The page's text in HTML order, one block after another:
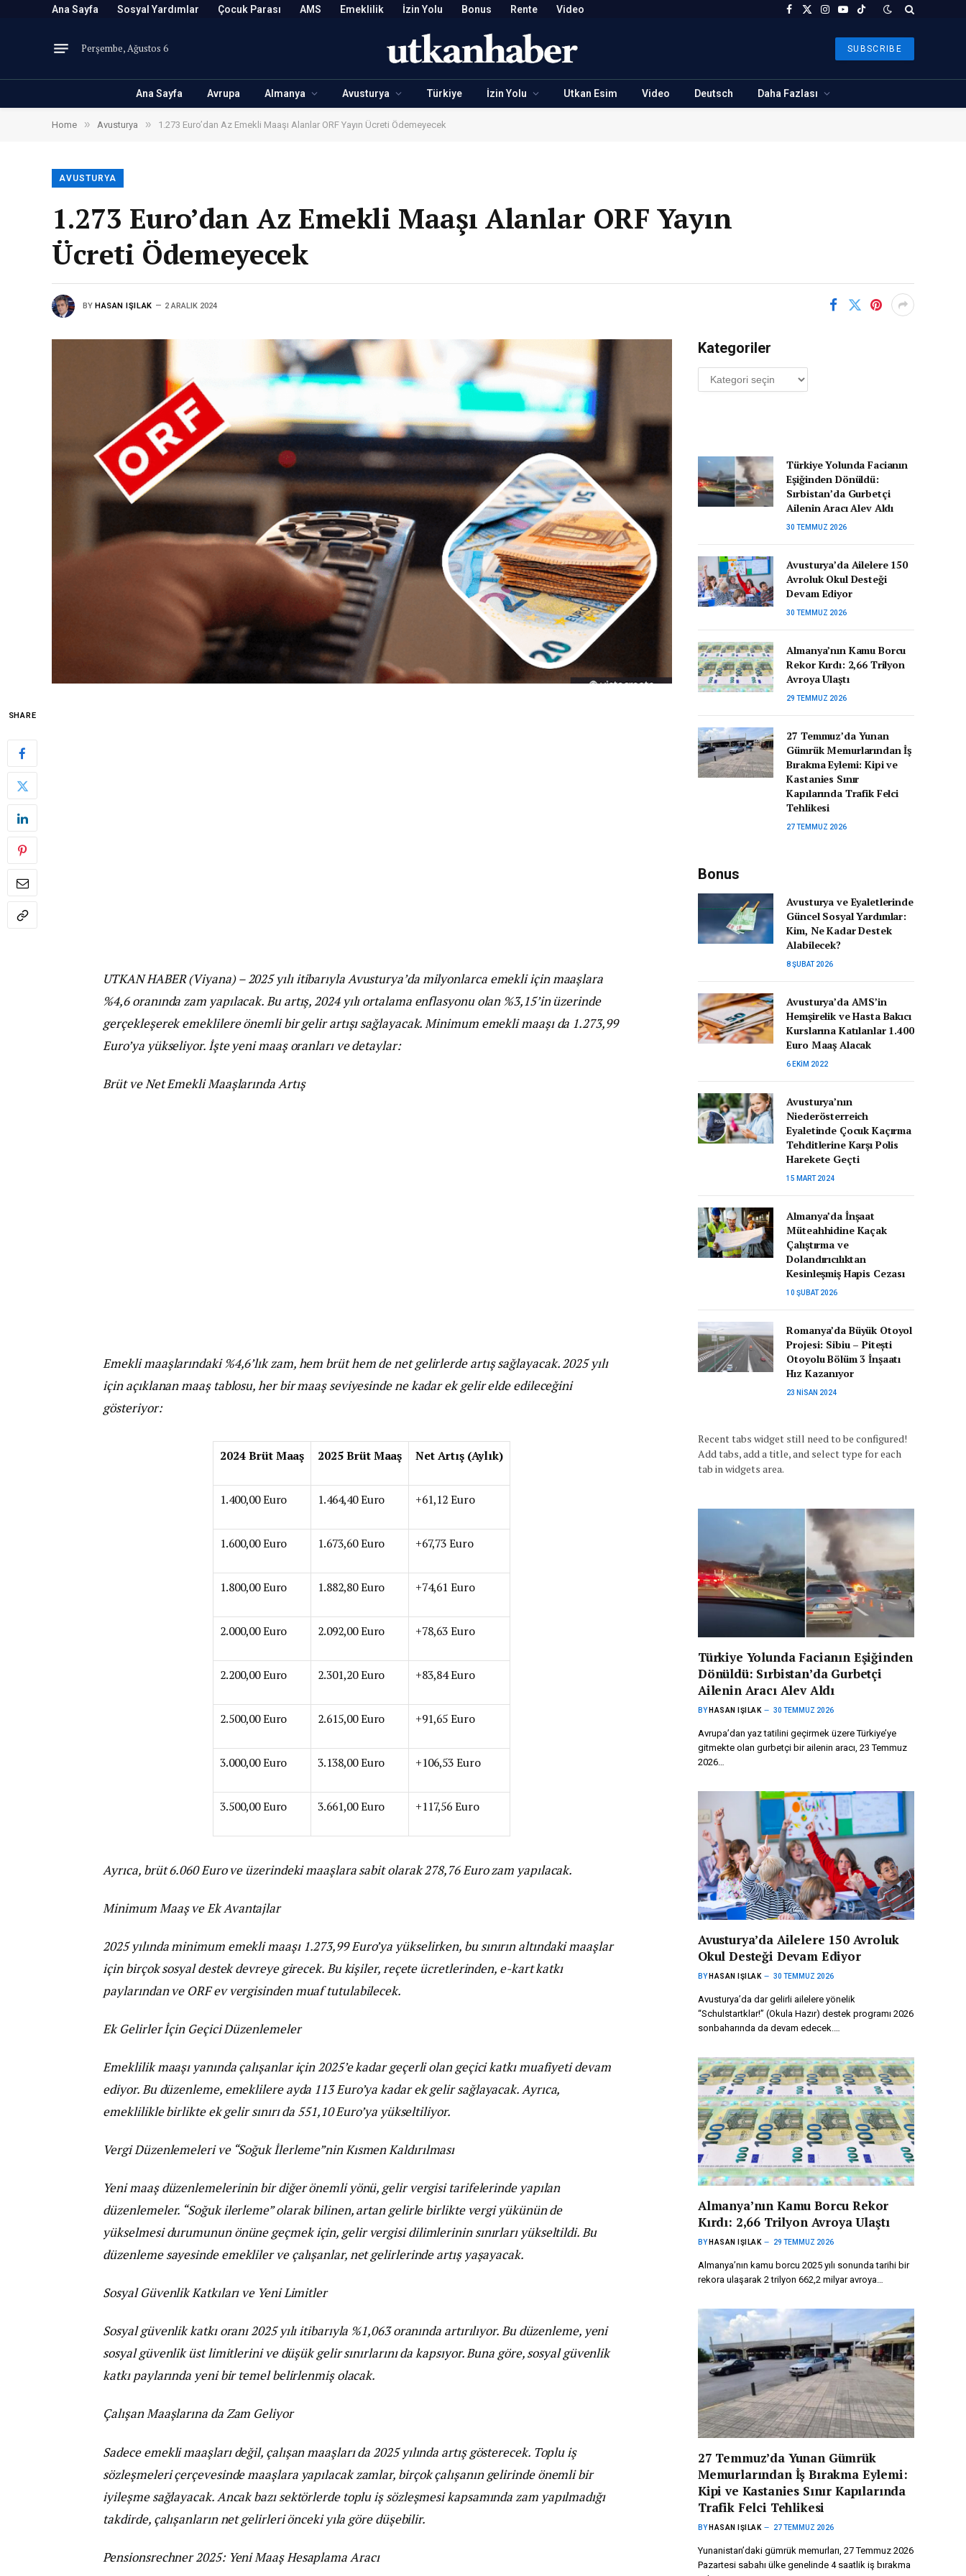
Ana Sayfa Sosyal Yardımlar Çocuk Parası AMS Emeklilik İzin Yolu Bonus Rente Video Facebook
X
Instagram
YouTubeTikTok
Perşembe, Ağustos 6 SUBSCRIBE
Ana Sayfa Avrupa Almanya Avusturya Türkiye İzin Yolu Utkan Esim Video Deutsch Daha Fazlası
Home » Avusturya » 1.273 Euro’dan Az Emekli Maaşı Alanlar ORF Yayın Ücreti Ödemeyecek
AVUSTURYA
1.273 Euro’dan Az Emekli Maaşı Alanlar ORF Yayın
Ücreti Ödemeyecek
BY HASAN IŞILAK 2 ARALIK 2024
SHARE
UTKAN HABER (Viyana) – 2025 yılı itibarıyla Avusturya’da milyonlarca emekli için maaşlara
%4,6 oranında zam yapılacak. Bu artış, 2024 yılı ortalama enflasyonu olan %3,15’in üzerinde
gerçekleşerek emeklilere önemli bir gelir artışı sağlayacak. Minimum emekli maaşı da 1.273,99
Euro’ya yükseliyor. İşte yeni maaş oranları ve detaylar:
Brüt ve Net Emekli Maaşlarında Artış
Emekli maaşlarındaki %4,6’lık zam, hem brüt hem de net gelirlerde artış sağlayacak. 2025 yılı
için açıklanan maaş tablosu, her bir maaş seviyesinde ne kadar ek gelir elde edileceğini
gösteriyor:
2024 Brüt Maaş 2025 Brüt Maaş Net Artış (Aylık)
1.400,00 Euro 1.464,40 Euro +61,12 Euro
1.600,00 Euro 1.673,60 Euro +67,73 Euro
1.800,00 Euro 1.882,80 Euro +74,61 Euro
2.000,00 Euro 2.092,00 Euro +78,63 Euro
2.200,00 Euro 2.301,20 Euro +83,84 Euro
2.500,00 Euro 2.615,00 Euro +91,65 Euro
3.000,00 Euro 3.138,00 Euro +106,53 Euro
3.500,00 Euro 3.661,00 Euro +117,56 Euro
Ayrıca, brüt 6.060 Euro ve üzerindeki maaşlara sabit olarak 278,76 Euro zam yapılacak.
Minimum Maaş ve Ek Avantajlar
2025 yılında minimum emekli maaşı 1.273,99 Euro’ya yükselirken, bu sınırın altındaki maaşlar
için birçok sosyal destek devreye girecek. Bu kişiler, reçete ücretlerinden, e-kart katkı
paylarından ve ORF ev vergisinden muaf tutulabilecek.
Ek Gelirler İçin Geçici Düzenlemeler
Emeklilik maaşı yanında çalışanlar için 2025’e kadar geçerli olan geçici katkı muafiyeti devam
ediyor. Bu düzenleme, emeklilere ayda 113 Euro’ya kadar ek gelir sağlayacak. Ayrıca,
emeklilikle birlikte ek gelir sınırı da 551,10 Euro’ya yükseltiliyor.
Vergi Düzenlemeleri ve “Soğuk İlerleme”nin Kısmen Kaldırılması
Yeni maaş düzenlemelerinin bir diğer önemli yönü, gelir vergisi tarifelerinde yapılan
düzenlemeler. “Soğuk ilerleme” olarak bilinen, artan gelirle birlikte vergi yükünün de
yükselmesi durumunun önüne geçmek için, gelir vergisi dilimlerinin sınırları yükseltildi. Bu
düzenleme sayesinde emekliler ve çalışanlar, net gelirlerinde artış yaşayacak.
Sosyal Güvenlik Katkıları ve Yeni Limitler
Sosyal güvenlik katkı oranı 2025 yılı itibarıyla %1,063 oranında artırılıyor. Bu düzenleme, yeni
sosyal güvenlik üst limitlerini ve düşük gelir sınırlarını da kapsıyor. Buna göre, sosyal güvenlik
katkı paylarında yeni bir temel belirlenmiş olacak.
Çalışan Maaşlarına da Zam Geliyor
Sadece emekli maaşları değil, çalışan maaşları da 2025 yılında artış gösterecek. Toplu iş
sözleşmeleri çerçevesinde maaşlara yapılacak zamlar, birçok çalışanın gelirinde önemli bir
iyileşme sağlayacak. Ancak bazı sektörlerde toplu iş sözleşmesi kapsamında zam yapılmadığı
takdirde, çalışanların net gelirleri önceki yıla göre düşebilir.
Pensionsrechner 2025: Yeni Maaş Hesaplama Aracı
Kategoriler
Kategoriler
Türkiye Yolunda Facianın
Eşiğinden Dönüldü:
Sırbistan’da Gurbetçi
Ailenin Aracı Alev Aldı
30 TEMMUZ 2026
Avusturya’da Ailelere 150
Avroluk Okul Desteği
Devam Ediyor
30 TEMMUZ 2026
Almanya’nın Kamu Borcu
Rekor Kırdı: 2,66 Trilyon
Avroya Ulaştı
29 TEMMUZ 2026
27 Temmuz’da Yunan
Gümrük Memurlarından İş
Bırakma Eylemi: Kipi ve
Kastanies Sınır
Kapılarında Trafik Felci
Tehlikesi
27 TEMMUZ 2026
Bonus
Avusturya ve Eyaletlerinde
Güncel Sosyal Yardımlar:
Kim, Ne Kadar Destek
Alabilecek?
8 ŞUBAT 2026
Avusturya’da AMS’in
Hemşirelik ve Hasta Bakıcı
Kurslarına Katılanlar 1.400
Euro Maaş Alacak
6 EKIM 2022
Avusturya’nın
Niederösterreich
Eyaletinde Çocuk Kaçırma
Tehditlerine Karşı Polis
Harekete Geçti
15 MART 2024
Almanya’da İnşaat
Müteahhidine Kaçak
Çalıştırma ve
Dolandırıcılıktan
Kesinleşmiş Hapis Cezası
10 ŞUBAT 2026
Romanya’da Büyük Otoyol
Projesi: Sibiu – Pitești
Otoyolu Bölüm 3 İnşaatı
Hız Kazanıyor
23 NISAN 2024
Recent tabs widget still need to be configured!
Add tabs, add a title, and select type for each
tab in widgets area.
Türkiye Yolunda Facianın Eşiğinden
Dönüldü: Sırbistan’da Gurbetçi
Ailenin Aracı Alev Aldı
BY HASAN IŞILAK 30 TEMMUZ 2026
Avrupa’dan yaz tatilini geçirmek üzere Türkiye’ye
gitmekte olan gurbetçi bir ailenin aracı, 23 Temmuz
2026…
Avusturya’da Ailelere 150 Avroluk
Okul Desteği Devam Ediyor
BY HASAN IŞILAK 30 TEMMUZ 2026
Avusturya’da dar gelirli ailelere yönelik
“Schulstartklar!” (Okula Hazır) destek programı 2026
sonbaharında da devam edecek.…
Almanya’nın Kamu Borcu Rekor
Kırdı: 2,66 Trilyon Avroya Ulaştı
BY HASAN IŞILAK 29 TEMMUZ 2026
Almanya’nın kamu borcu 2025 yılı sonunda tarihi bir
rekora ulaşarak 2 trilyon 662,2 milyar avroya…
27 Temmuz’da Yunan Gümrük
Memurlarından İş Bırakma Eylemi:
Kipi ve Kastanies Sınır Kapılarında
Trafik Felci Tehlikesi
BY HASAN IŞILAK 27 TEMMUZ 2026
Yunanistan’daki gümrük memurları, 27 Temmuz 2026
Pazartesi sabahı ülke genelinde 4 saatlik iş bırakma